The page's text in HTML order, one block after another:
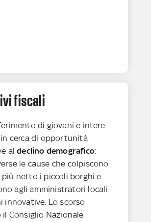
fiscali
di giovani e intere
cerca di opportunità
aldeclino demografico:
le cause che colpiscono
più netto i piccoli borghi e
agli amministratori locali
innovative. Lo scorso
Consiglio Nazionale